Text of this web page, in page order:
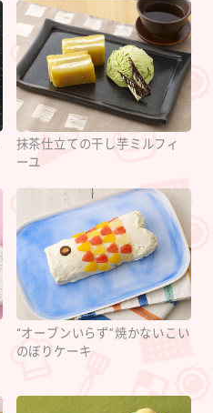
抹茶仕立ての干し芋ミルフィ
ーユ
“オーブンいらず”焼かないこい
のぼりケーキ